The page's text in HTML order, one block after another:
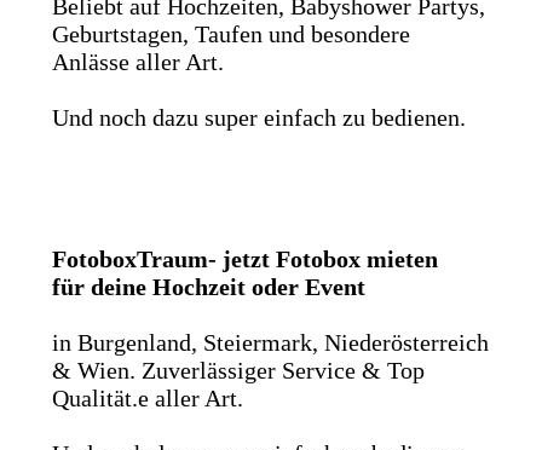
Beliebt auf Hochzeiten, Babyshower Partys,
Geburtstagen, Taufen und besondere
Anlässe aller Art.
Und noch dazu super einfach zu bedienen.
FotoboxTraum- jetzt Fotobox mieten
für deine Hochzeit oder Event
in Burgenland, Steiermark, Niederösterreich
& Wien. Zuverlässiger Service & Top
Qualität.e aller Art.